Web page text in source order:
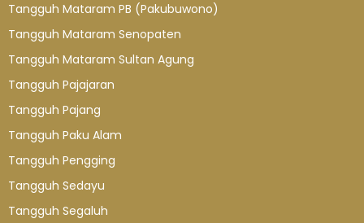
Tangguh Mataram PB (Pakubuwono)
Tangguh Mataram Senopaten
Tangguh Mataram Sultan Agung
Tangguh Pajajaran
Tangguh Pajang
Tangguh Paku Alam
Tangguh Pengging
Tangguh Sedayu
Tangguh Segaluh